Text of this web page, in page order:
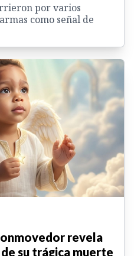
por varios
como señal de
revela
su trágica muerte